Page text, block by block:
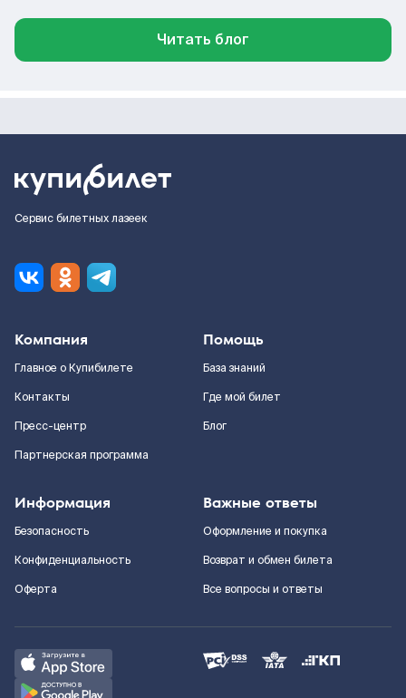
Читать блог
Сервис билетных лазеек
Компания
Главное о Купибилете
Контакты
Пресс-центр
Партнерская программа
Помощь
База знаний
Где мой билет
Блог
Информация
Безопасность
Конфиденциальность
Оферта
Важные ответы
Оформление и покупка
Возврат и обмен билета
Все вопросы и ответы